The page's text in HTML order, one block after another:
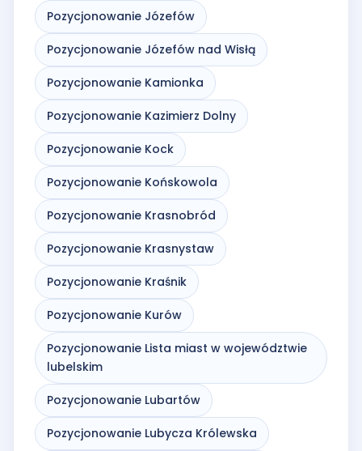
Pozycjonowanie Józefów
Pozycjonowanie Józefów nad Wisłą
Pozycjonowanie Kamionka
Pozycjonowanie Kazimierz Dolny
Pozycjonowanie Kock
Pozycjonowanie Końskowola
Pozycjonowanie Krasnobród
Pozycjonowanie Krasnystaw
Pozycjonowanie Kraśnik
Pozycjonowanie Kurów
Pozycjonowanie Lista miast w województwie
lubelskim
Pozycjonowanie Lubartów
Pozycjonowanie Lubycza Królewska